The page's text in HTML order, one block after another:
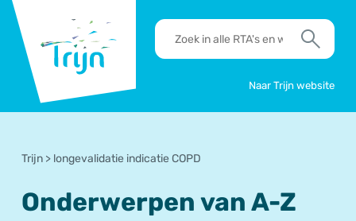
Trijn
RTA's
en
Zoek
Naar Trijn website
Trijn > longevalidatie indicatie COPD
Onderwerpen van A-Z